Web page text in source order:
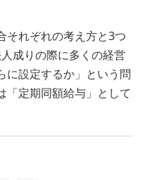
それぞれの考え方と3つ
成りの際に多くの経営
に設定するか」という問
「定期同額給与」として